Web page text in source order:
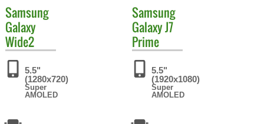
Samsung
Galaxy
Wide2
5.5"
(1280x720)
Super
AMOLED
Samsung
Galaxy J7
Prime
5.5"
(1920x1080)
Super
AMOLED